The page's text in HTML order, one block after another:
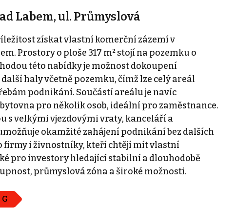
Labem, ul. Průmyslová
získat vlastní komerční zázemí v
Prostory o ploše 317 m² stojí na pozemku o
této nabídky je možnost dokoupení
haly včetně pozemku, čímž lze celý areál
podnikání. Součástí areálu je navíc
pro několik osob, ideální pro zaměstnance.
s velkými vjezdovými vraty, kanceláří a
okamžité zahájení podnikání bez dalších
firmy i živnostníky, kteří chtějí mít vlastní
pro investory hledající stabilní a dlouhodobě
průmyslová zóna a široké možnosti.
G